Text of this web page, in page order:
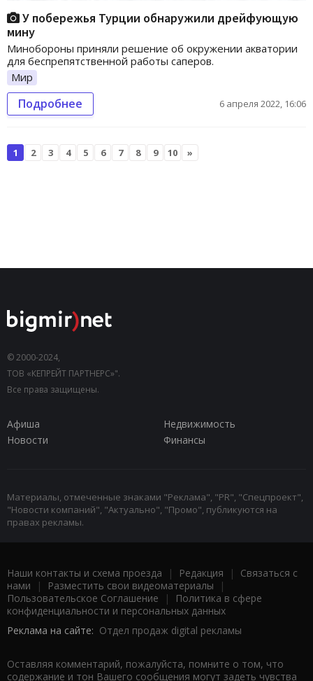
У побережья Турции обнаружили дрейфующую
мину
Минобороны приняли решение об окружении акватории
для беспрепятственной работы саперов.
Мир
Подробнее 6 апреля 2022, 16:06
1 2 3 4 5 6 7 8 9 10 »
© 2000-2024,
ТОВ «КЕПРЕЙТ ПАРТНЕРС»".
Все права защищены.
Афиша
Недвижимость
Новости
Финансы
Материалы, отмеченные знаками "Реклама", "PR", "Спецпроект",
"Новости компаний", "Актуально", "Промо", публикуются на
правах рекламы.
Наши контакты и схема проезда | Редакция | Связаться с
нами | Разместить свои видеоматериалы |
Пользовательское Соглашение |
Политика в сфере
конфиденциальности и персональных данных
Реклама на сайте: Отдел продаж digital рекламы
Оставляя комментарий, пожалуйста, помните о том, что
содержание и тон Вашего сообщения могут задеть чувства